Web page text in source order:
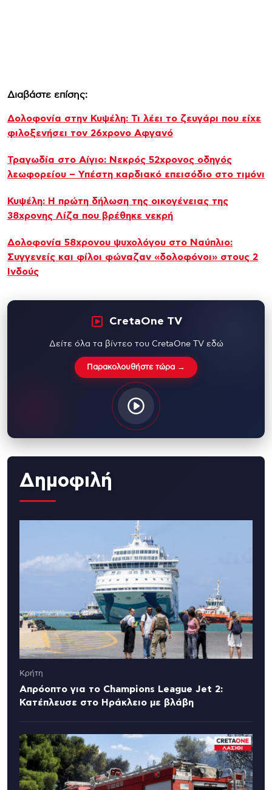
Διαβάστε επίσης:
Δολοφονία στην Κυψέλη: Τι λέει το ζευγάρι που είχε
φιλοξενήσει τον 26χρονο Αφγανό
Τραγωδία στο Αίγιο: Νεκρός 52χρονος οδηγός
λεωφορείου – Υπέστη καρδιακό επεισόδιο στο τιμόνι
Κυψέλη: Η πρώτη δήλωση της οικογένειας της
38χρονης Λίζα που βρέθηκε νεκρή
Δολοφονία 58χρονου ψυχολόγου στο Ναύπλιο:
Συγγενείς και φίλοι φώναζαν «δολοφόνοι» στους 2
Ινδούς
CretaOne TV
Δείτε όλα τα βίντεο του CretaOne TV εδώ
Παρακολουθήστε τώρα →
Δημοφιλή
Κρήτη
Απρόοπτο για το Champions League Jet 2:
Κατέπλευσε στο Ηράκλειο με βλάβη